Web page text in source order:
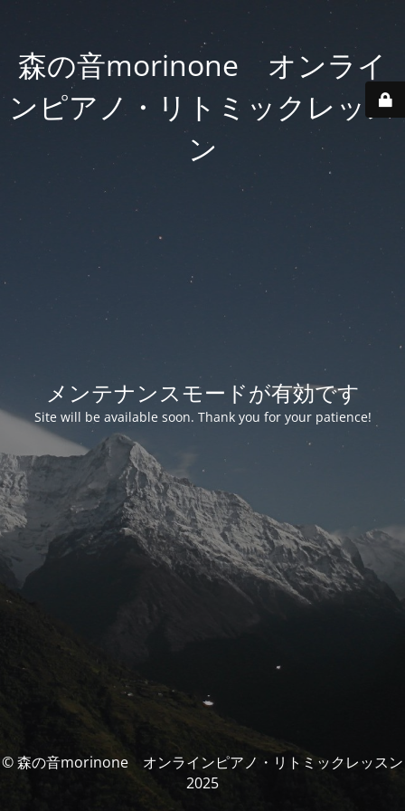
森の音morinone オンライ
ンピアノ・リトミックレッス
ン
メンテナンスモードが有効です
Site will be available soon. Thank you for your patience!
© 森の音morinone オンラインピアノ・リトミックレッスン
2025